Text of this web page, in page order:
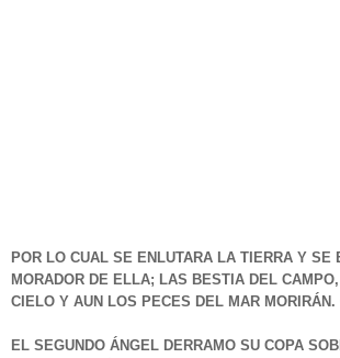
POR LO CUAL SE ENLUTARA LA TIERRA Y SE
MORADOR DE ELLA; LAS BESTIA DEL
CIELO Y AUN LOS PECES DEL MAR MORIRÁN.
EL SEGUNDO ÁNGEL DERRAMO SU COPA